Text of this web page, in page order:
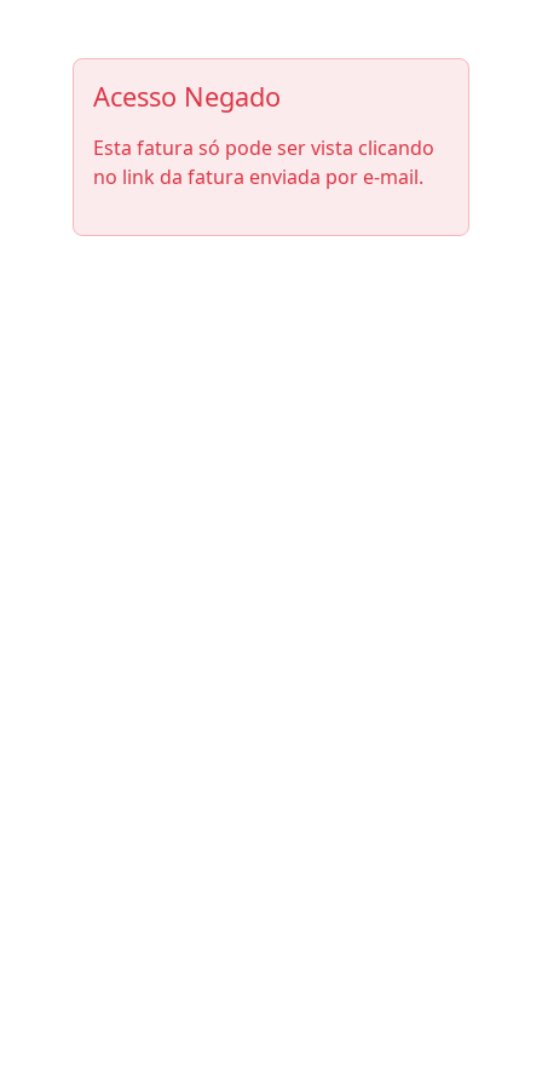
Acesso Negado
Esta fatura só pode ser vista clicando
no link da fatura enviada por e-mail.